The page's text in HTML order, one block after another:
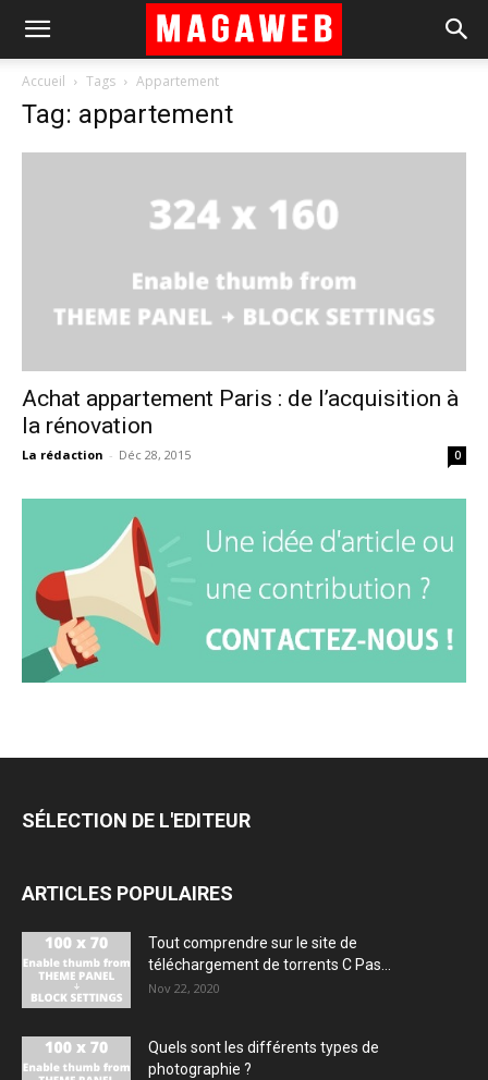
Accueil Tags Appartement
Tag: appartement
Achat appartement Paris : de l’acquisition à
la rénovation
La rédaction - Déc 28, 2015 0
SÉLECTION DE L'EDITEUR
ARTICLES POPULAIRES
Tout comprendre sur le site de
téléchargement de torrents C Pas...
Nov 22, 2020
Quels sont les différents types de
photographie ?